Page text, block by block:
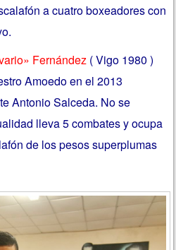
a cuatro boxeadores con
Fernández ( Vigo 1980 )
Amoedo en el 2013
Antonio Salceda. No se
lleva 5 combates y ocupa
de los pesos superplumas